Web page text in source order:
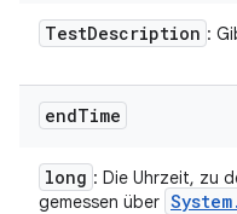
TestDescription :
endTime
long : Die Uhrzeit, zu
gemessen über System.